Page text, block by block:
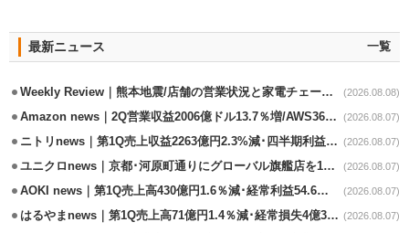
最新ニュース 一覧
Weekly Review｜熊本地震/店舗の営業状況と家電チェーンの支援策 (2026.08.08)
Amazon news｜2Q営業収益2006億ドル13.7％増/AWS36.8％％増が貢献 (2026.08.07)
ニトリnews｜第1Q売上収益2263億円2.3%減･四半期利益1.4％減 (2026.08.07)
ユニクロnews｜京都･河原町通りにグローバル旗艦店を11/6開設 (2026.08.07)
AOKI news｜第1Q売上高430億円1.6％減･経常利益54.6％減 (2026.08.07)
はるやまnews｜第1Q売上高71億円1.4％減･経常損失4億3800万円 (2026.08.07)